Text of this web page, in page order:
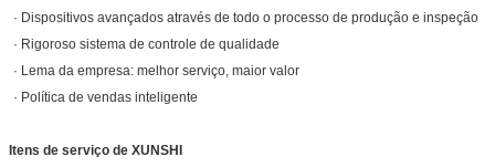
· Dispositivos avançados através de todo o processo de produção e inspeção
· Rigoroso sistema de controle de qualidade
· Lema da empresa: melhor serviço, maior valor
· Política de vendas inteligente
Itens de serviço de XUNSHI